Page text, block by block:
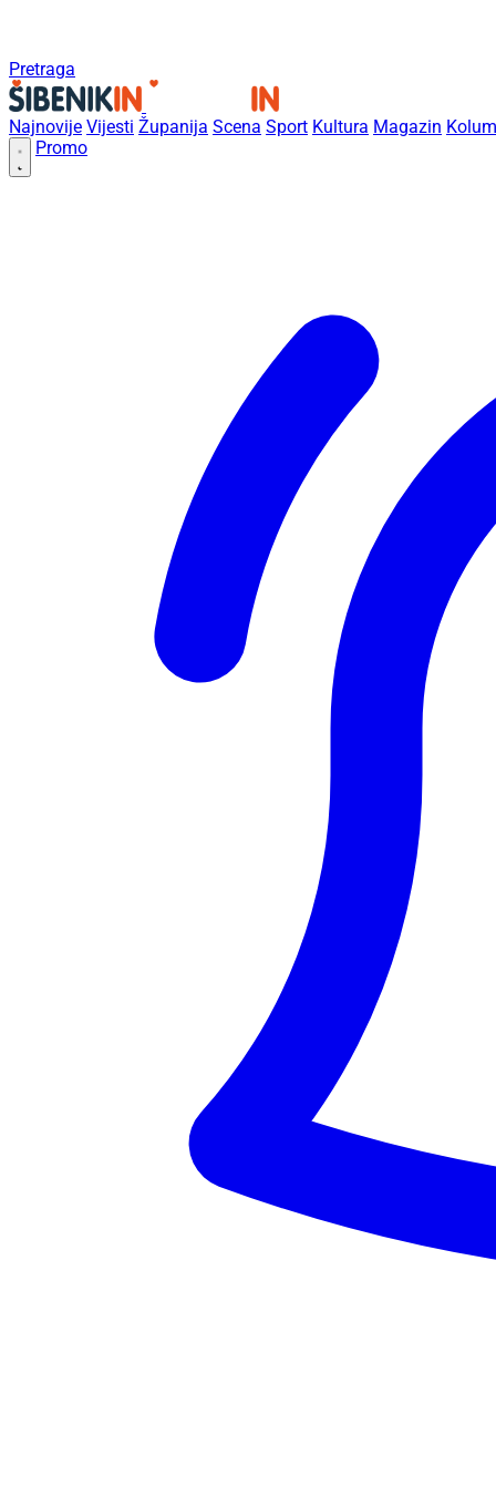
Pretraga
Najnovije Vijesti Županija Scena Sport Kultura Magazin
Promo